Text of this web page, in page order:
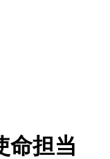
命担当